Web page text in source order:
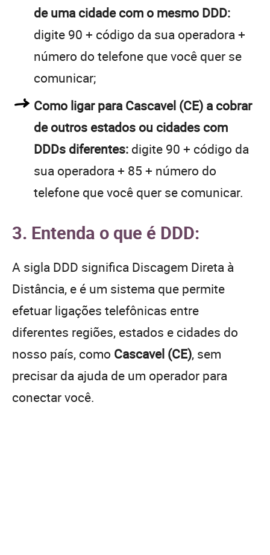
de uma cidade com o mesmo DDD:
digite 90 + código da sua operadora +
número do telefone que você quer se
comunicar;
Como ligar para Cascavel (CE) a cobrar
de outros estados ou cidades com
DDDs diferentes: digite 90 + código da
sua operadora + 85 + número do
telefone que você quer se comunicar.
3. Entenda o que é DDD:
A sigla DDD significa Discagem Direta à
Distância, e é um sistema que permite
efetuar ligações telefônicas entre
diferentes regiões, estados e cidades do
nosso país, como Cascavel (CE), sem
precisar da ajuda de um operador para
conectar você.